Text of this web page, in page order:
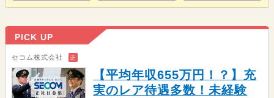
PICK UP
セコム株式会社 正
【平均年収655万円！？】充
実のレア待遇多数！未経験